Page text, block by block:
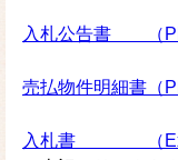
入札公告書 （
売払物件明細書（
入札書 （